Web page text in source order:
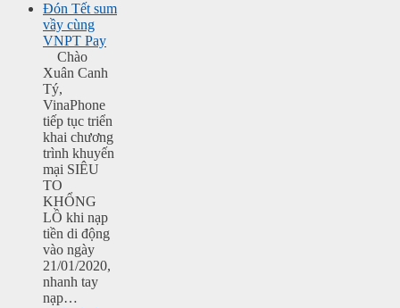
Đón Tết sum
vầy cùng
VNPT Pay
Chào
Xuân Canh
Tý,
VinaPhone
tiếp tục triển
khai chương
trình khuyến
mại SIÊU
TO
KHỔNG
LỒ khi nạp
tiền di động
vào ngày
21/01/2020,
nhanh tay
nạp…